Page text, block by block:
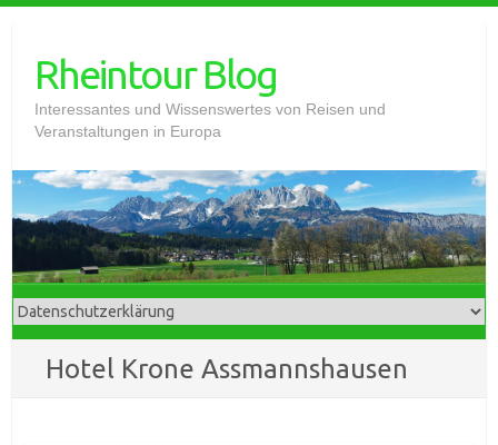
contentRheintour Blog
Interessantes und Wissenswertes von Reisen und
Veranstaltungen in Europa
Hotel Krone Assmannshausen